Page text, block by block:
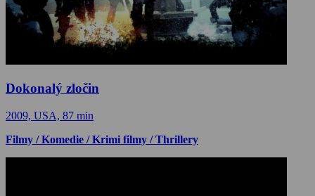
Dokonalý zločin
2009, USA, 87 min
Filmy / Komedie / Krimi filmy / Thrillery